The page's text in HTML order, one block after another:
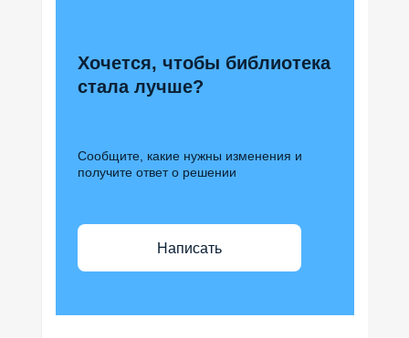
Хочется, чтобы библиотека
стала лучше?
Сообщите, какие нужны изменения и
получите ответ о решении
Написать